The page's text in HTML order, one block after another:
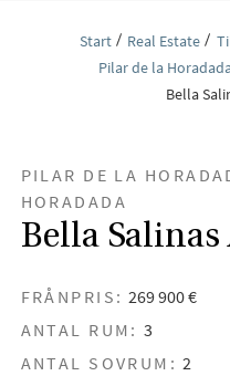
Start Real Estate
Pilar de la
Bella
PILAR DE LA
HORADADA
Bella
FRÅNPRIS: 269 900 €
ANTAL RUM: 3
ANTAL SOVRUM: 2